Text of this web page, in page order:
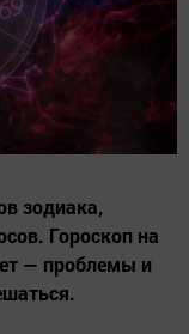
зодиака,
Гороскоп на
— проблемы и